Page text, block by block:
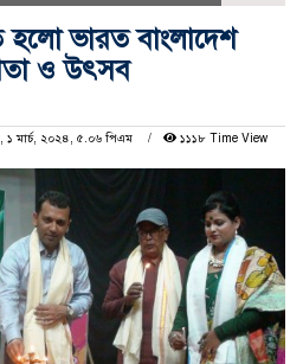
ভারত বাংলাদেশ
ও উৎসব
১ মার্চ, ২০২৪, ৫.০৬ পিএম
১১১৮ Time View